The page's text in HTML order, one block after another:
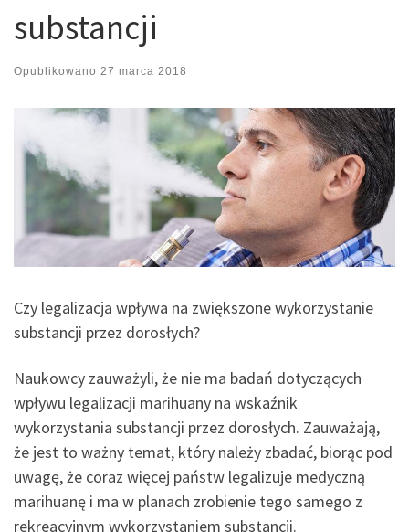
substancji
Opublikowano 27 marca 2018
Czy legalizacja wpływa na zwiększone wykorzystanie
substancji przez dorosłych?
Naukowcy zauważyli, że nie ma badań dotyczących
wpływu legalizacji marihuany na wskaźnik
wykorzystania substancji przez dorosłych. Zauważają,
że jest to ważny temat, który należy zbadać, biorąc pod
uwagę, że coraz więcej państw legalizuje medyczną
marihuanę i ma w planach zrobienie tego samego z
rekreacyjnym wykorzystaniem substancji.